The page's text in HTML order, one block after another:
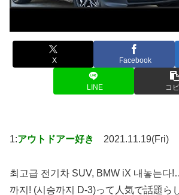
X Facebook
LINE コ
1:アウトドアー好き 2021.11.19(Fri)
최고급 전기차 SUV, BMW iX 내놓는다
까지! (시승까지 D-3)って人気で話題ら